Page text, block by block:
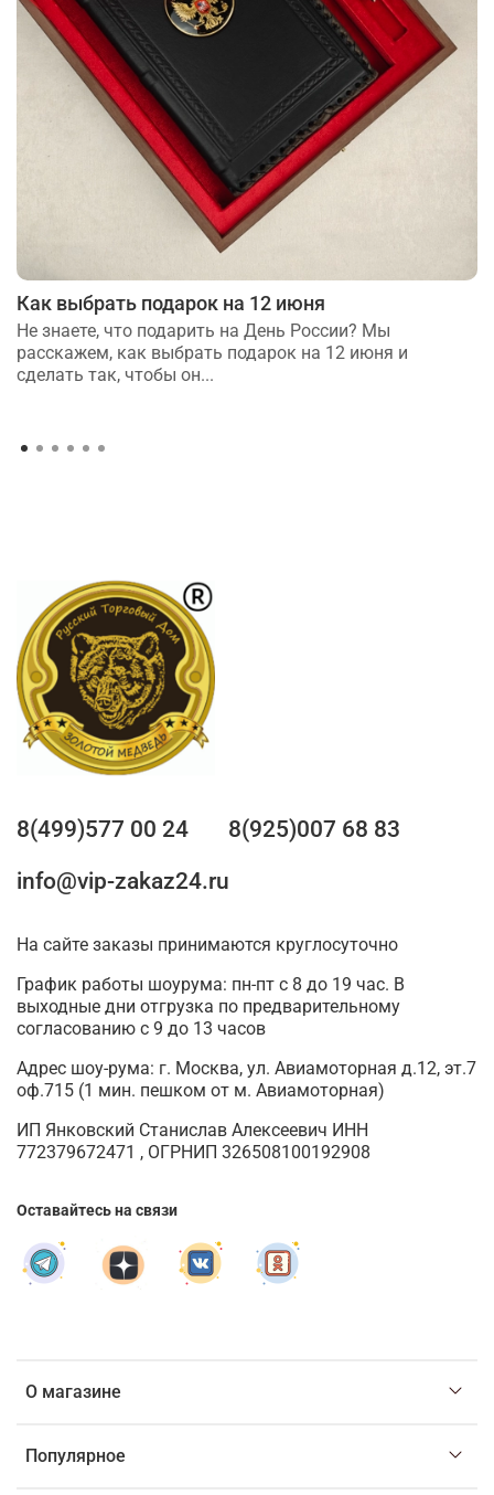
Как выбрать подарок на 12 июня
Не знаете, что подарить на День России? Мы
расскажем, как выбрать подарок на 12 июня и
сделать так, чтобы он...
О магазине
Популярное
8(499)577 00 24
8(925)007 68 83
info@vip-zakaz24.ru
На сайте заказы принимаются круглосуточно
График работы шоурума: пн-пт с 8 до 19 час. В
выходные дни отгрузка по предварительному
согласованию с 9 до 13 часов
Адрес шоу-рума: г. Москва, ул. Авиамоторная д.12, эт.7
оф.715 (1 мин. пешком от м. Авиамоторная)
ИП Янковский Станислав Алексеевич ИНН
772379672471 , ОГРНИП 326508100192908
Оставайтесь на связи